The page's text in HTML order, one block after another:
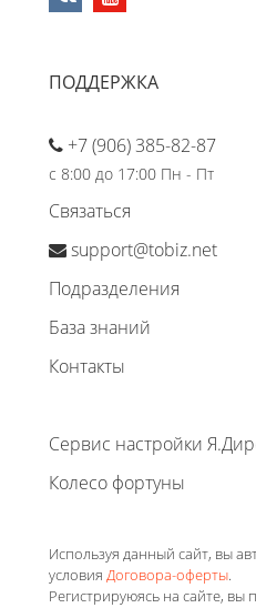
ПОДДЕРЖКА
+7 (906) 385-82-87
с 8:00 до 17:00 Пн - Пт
Связаться
support@tobiz.net
Подразделения
База знаний
Контакты
Сервис настройки
Колесо фортуны
Используя данный сайт, вы
условия Договора-оферты.
Регистрируюясь на сайте, вы